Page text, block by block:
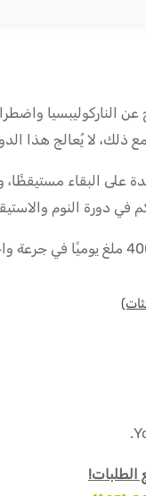
الناركوليبسيا
ذلك، لا يُعالج هذا
بجرعة 100 ملغ
دورة النوم